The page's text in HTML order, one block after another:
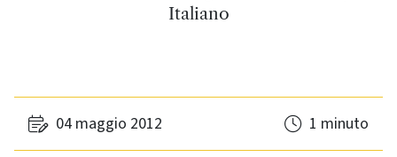
Italiano
04 maggio 2012 1 minuto